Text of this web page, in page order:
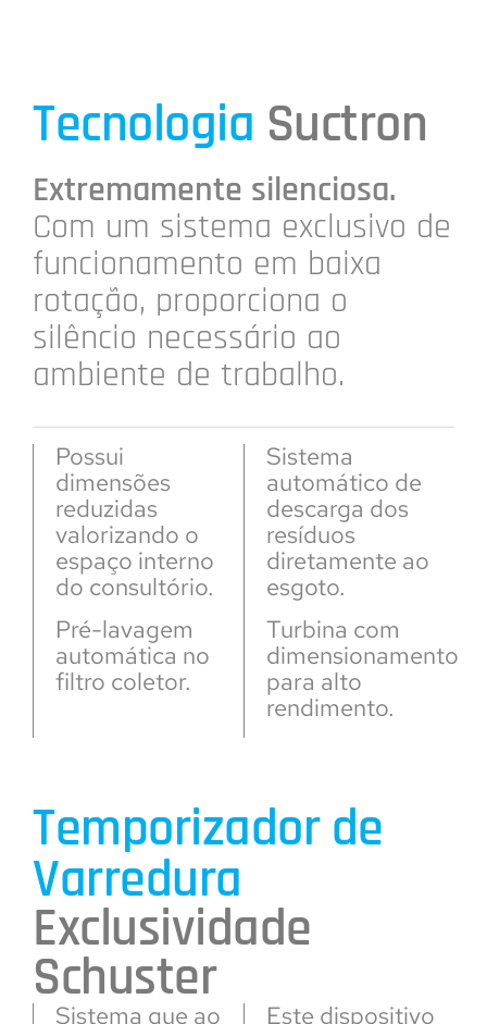
Tecnologia Suctron
Extremamente silenciosa.
Com um sistema exclusivo de
funcionamento em baixa
rotação, proporciona o
silêncio necessário ao
ambiente de trabalho.
Possui
dimensões
reduzidas
valorizando o
espaço interno
do consultório.
Sistema
automático de
descarga dos
resíduos
diretamente ao
esgoto.
Pré-lavagem
automática no
filtro coletor.
Turbina com
dimensionamento
para alto
rendimento.
Temporizador de
Varredura
Exclusividade
Schuster
Sistema que ao
Este dispositivo